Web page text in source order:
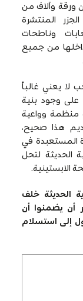
ورقة وآلاف من
المنتشرة
وناطحات
من جميع
لا يعني غالباً
على وجود بنية
منظمة وواعية
هذا صحيح،
المستعبدة في
الحديثة لتحل
الابستينية.
الحديثة خلف
أن يضمنوا أن
إلى استسلام